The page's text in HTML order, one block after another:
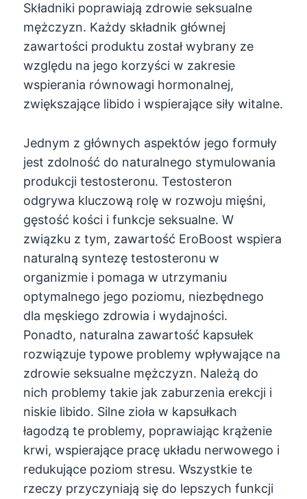
Składniki poprawiają zdrowie seksualne
mężczyzn. Każdy składnik głównej
zawartości produktu został wybrany ze
względu na jego korzyści w zakresie
wspierania równowagi hormonalnej,
zwiększające libido i wspierające siły witalne.
Jednym z głównych aspektów jego formuły
jest zdolność do naturalnego stymulowania
produkcji testosteronu. Testosteron
odgrywa kluczową rolę w rozwoju mięśni,
gęstość kości i funkcje seksualne. W
związku z tym, zawartość EroBoost wspiera
naturalną syntezę testosteronu w
organizmie i pomaga w utrzymaniu
optymalnego jego poziomu, niezbędnego
dla męskiego zdrowia i wydajności.
Ponadto, naturalna zawartość kapsułek
rozwiązuje typowe problemy wpływające na
zdrowie seksualne mężczyzn. Należą do
nich problemy takie jak zaburzenia erekcji i
niskie libido. Silne zioła w kapsułkach
łagodzą te problemy, poprawiając krążenie
krwi, wspierające pracę układu nerwowego i
redukujące poziom stresu. Wszystkie te
rzeczy przyczyniają się do lepszych funkcji